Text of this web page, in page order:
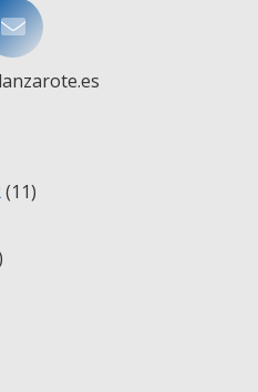
(11)